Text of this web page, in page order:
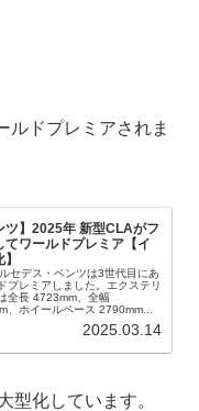
ドプレミアされま
ツ】2025年 新型CLAがフ
てワールドプレミア【イ
セデス・ベンツは3世代目にあ
プレミアしました。エクステリ
全長 4723mm、全幅
、ホイールベース 2790mm...
2025.03.14
化しています。